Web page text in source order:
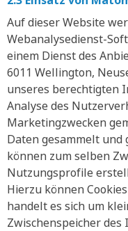
Auf dieser Website
Webanalysedienst-
einem Dienst des
6011 Wellington,
unseres berechtigten
Analyse des
Marketingzwecken
Daten gesammelt und
können zum selben
Nutzungsprofile
Hierzu können
handelt es sich um
Zwischenspeicher